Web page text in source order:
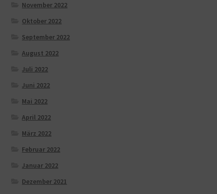
November 2022
Oktober 2022
September 2022
August 2022
Juli 2022
Juni 2022
Mai 2022
April 2022
März 2022
Februar 2022
Januar 2022
Dezember 2021